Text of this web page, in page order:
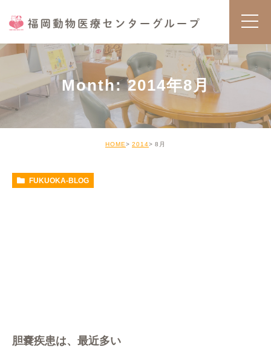
Month: 2014年8月
HOME 2014 8月
FUKUOKA-BLOG
胆嚢疾患は、最近多い